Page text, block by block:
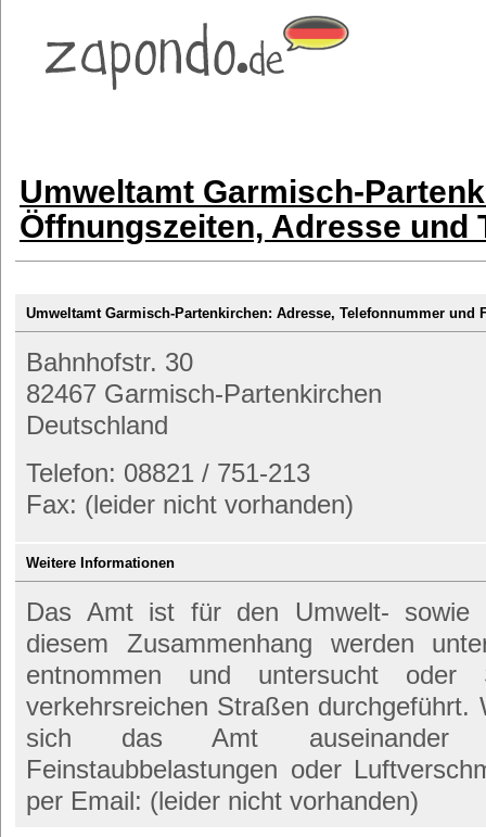
Umweltamt Garmisch-
Öffnungszeiten, Adresse und
Umweltamt Garmisch-Partenkirchen: Adresse, Telefonnummer und
Bahnhofstr. 30
82467 Garmisch-Partenkirchen
Deutschland
Telefon: 08821 / 751-213
Fax: (leider nicht vorhanden)
Weitere Informationen
Das Amt ist für den Umwelt- sowie
diesem Zusammenhang werden
entnommen und untersucht oder
verkehrsreichen Straßen durchgeführt.
sich das Amt auseinander
Feinstaubbelastungen oder
per Email: (leider nicht vorhanden)